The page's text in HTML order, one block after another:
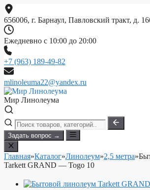
Перейти
к
содержимому
656006, г. Барнаул, Павловский тракт, д.
Ежедневно с 10:00 до 20:00
+7 (963) 189-49-82
mlinoleuma22@yandex.ru
Мир Линолеума
Задать вопрос →
Главная»Каталог»Линолеум»2,5 метра»
Tarkett GRAND — Togo 10